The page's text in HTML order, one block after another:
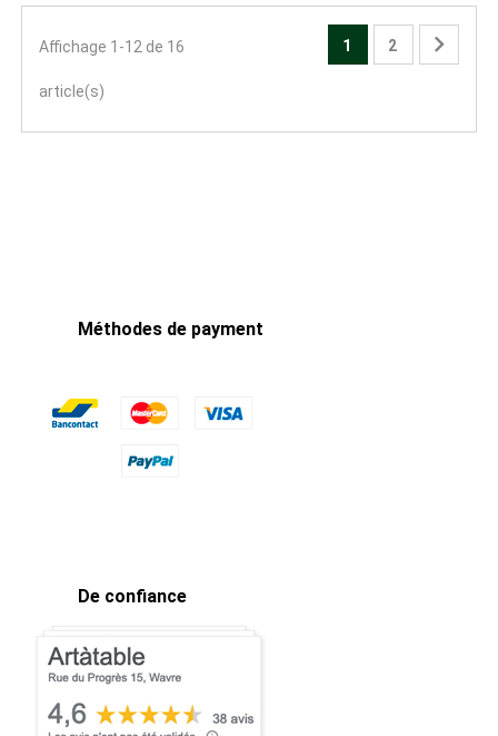
Affichage 1-12 de 16
article(s)
1 2 
Méthodes de payment
De confiance